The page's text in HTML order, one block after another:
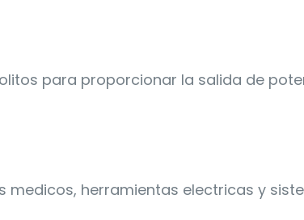
para proporcionar la salida de
herramientas electricas y